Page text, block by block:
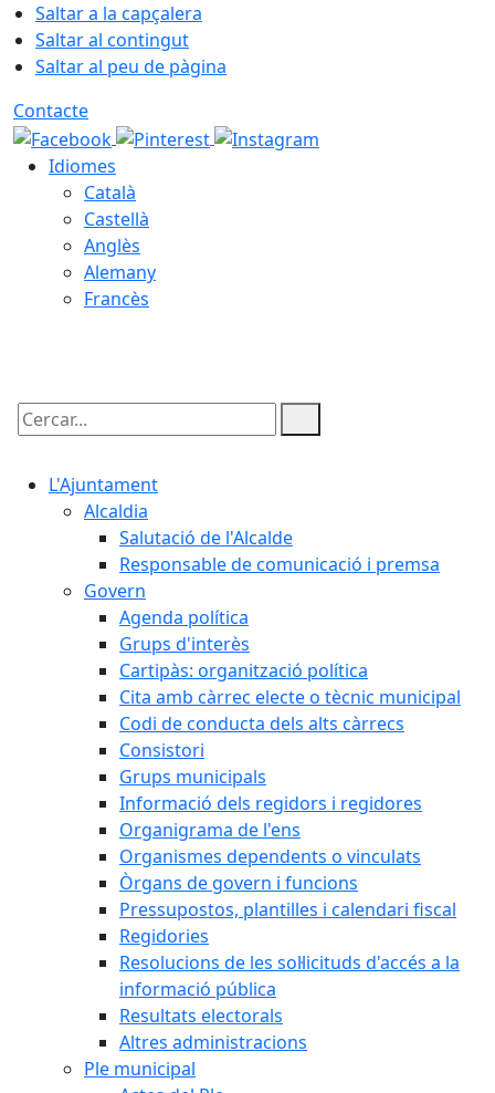
Saltar a la capçalera
Saltar al contingut
Saltar al peu de pàgina
Contacte
Idiomes
Català
Castellà
Anglès
Alemany
Francès
Cercar:
L'Ajuntament
Alcaldia
Salutació de l'Alcalde
Responsable de comunicació i premsa
Govern
Agenda política
Grups d'interès
Cartipàs: organització política
Cita amb càrrec electe o tècnic municipal
Codi de conducta dels alts càrrecs
Consistori
Grups municipals
Informació dels regidors i regidores
Organigrama de l'ens
Organismes dependents o vinculats
Òrgans de govern i funcions
Pressupostos, plantilles i calendari fiscal
Regidories
Resolucions de les sol·licituds d'accés a la
informació pública
Resultats electorals
Altres administracions
Ple municipal